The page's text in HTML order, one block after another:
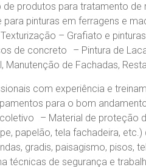
produtos para tratamento de
pinturas em ferragens e
– Grafiato e
de concreto – Pintura de
Manutenção de Fachadas,
com experiência e
para o bom
– Material de proteção
papelão, tela fachadeira,
gradis, paisagismo, pisos,
técnicas de segurança e